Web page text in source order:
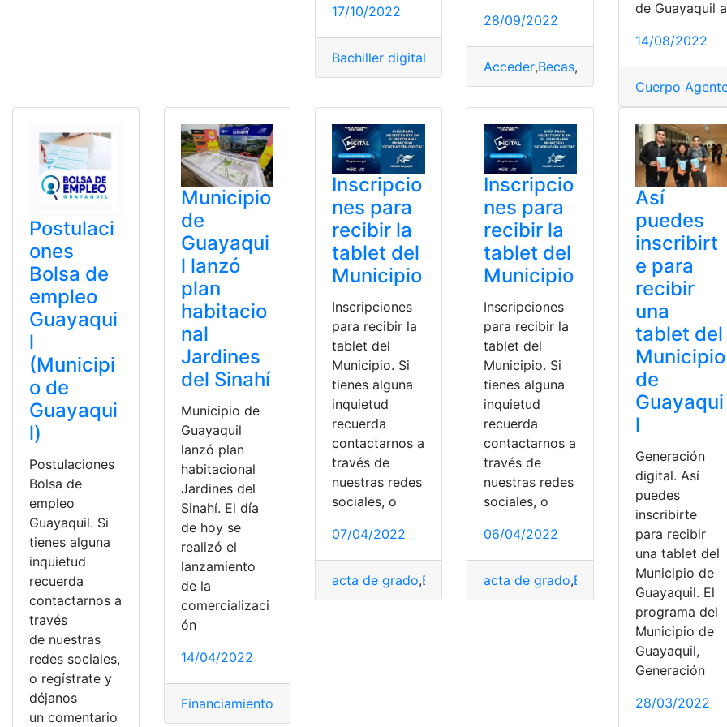
17/10/2022
Bachiller digital Bachillerato Entrega
28/09/2022
Acceder,Becas, ,Municipio de
de Guayaquil a
14/08/2022
Cuerpo
Postulaci
ones
Bolsa de
empleo
Guayaqui
l
(Municipi
o de
Guayaqui
l)
Postulaciones
Bolsa de
empleo
Guayaquil. Si
tienes alguna
inquietud
recuerda
contactarnos a
través
de nuestras
redes sociales,
o regístrate y
déjanos
un comentario
Municipio
de
Guayaqui
l lanzó
plan
habitacio
nal
Jardines
del Sinahí
Municipio de
Guayaquil
lanzó plan
habitacional
Jardines del
Sinahí. El día
de hoy se
realizó el
lanzamiento
de la
comercializaci
ón
14/04/2022
Financiamiento Plan habitacional,Requisitos
Inscripcio
nes para
recibir la
tablet del
Municipio
Inscripciones
para recibir la
tablet del
Municipio. Si
tienes alguna
inquietud
recuerda
contactarnos a
través de
nuestras redes
sociales, o
07/04/2022
acta de grado,Bachiller digital,certificado Ecuador,Guayaquil,
Inscripcio
nes para
recibir la
tablet del
Municipio
Inscripciones
para recibir la
tablet del
Municipio. Si
tienes alguna
inquietud
recuerda
contactarnos a
través de
nuestras redes
sociales, o
06/04/2022
acta de grado,Bachiller digital,Ecuador
Así
puedes
inscribirt
e para
recibir
una
tablet del
Municipio
de
Guayaqui
l
Generación
digital. Así
puedes
inscribirte
para recibir
una tablet del
Municipio de
Guayaquil. El
programa del
Municipio de
Guayaquil,
Generación
28/03/2022